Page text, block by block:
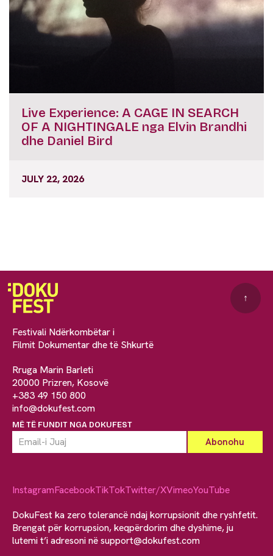
Live Experience: A CAGE IN SEARCH
OF A NIGHTINGALE nga Elvin Brandhi
dhe Daniel Bird
JULY 22, 2026
Festivali Ndërkombëtar i
Filmit Dokumentar dhe të Shkurtë
Rruga Marin Barleti
20000 Prizren, Kosovë
+383 49 150 800
info@dokufest.com
MË TË FUNDIT NGA DOKUFEST
↑
InstagramFacebookTikTokTwitter/XVimeoYouTube
DokuFest ka zero tolerancë ndaj korrupsionit dhe ryshfetit.
Brengat për korrupsion, keqpërdorim dhe dyshime, ju
lutemi t’i adresoni nësupport@dokufest.com